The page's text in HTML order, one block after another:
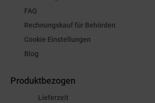
FAQ
Rechnungskauf für Behörden
Cookie Einstellungen
Blog
Produktbezogen
Lieferzeit